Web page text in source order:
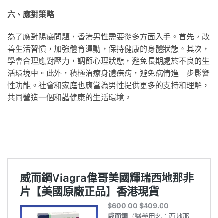
六、應對策略
為了應對陽痿問題，香港男性需要從多方面入手。首先，改
善生活習慣，加強體育運動，保持健康的身體狀態。其次，
學會合理應對壓力，調節心理狀態，避免長期處於不良的生
活環境中。此外，積極治療身體疾病，避免病情進一步影響
性功能。社會和家庭也應當為男性提供更多的支持和理解，
共同營造一個和諧健康的生活環境。